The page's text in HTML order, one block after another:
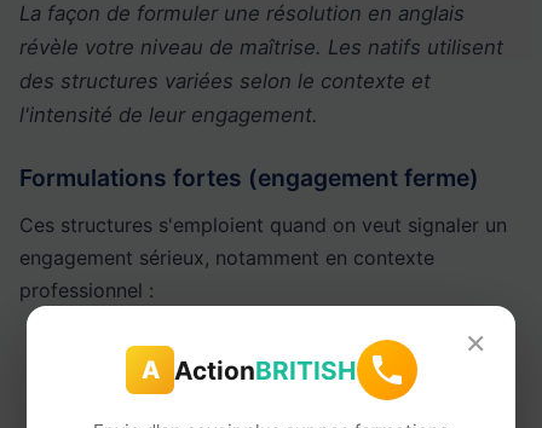
La façon de formuler une résolution en anglais
révèle votre niveau de maîtrise. Les natifs utilisent
des structures variées selon le contexte et
l'intensité de leur engagement.
Formulations fortes (engagement ferme)
Ces structures s'emploient quand on veut signaler un
engagement sérieux, notamment en contexte
professionnel :
"I resolve to exercise every day." —I resolve to +
: la formulation la plus formelle et
×
A ActionBRITISH